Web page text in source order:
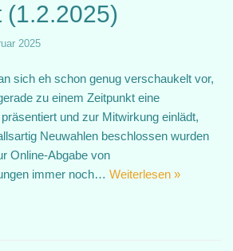
(1.2.2025)
2025
sich eh schon genug verschaukelt vor,
zu einem Zeitpunkt eine
und zur Mitwirkung einlädt,
Neuwahlen beschlossen wurden
Online-Abgabe von
immer noch… Weiterlesen »